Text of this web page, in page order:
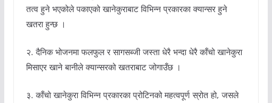
तत्व हुने भएकोले पकाएको खानेकुराबाट विभिन्न प्रकारका क्यान्सर हुने
खतरा हुन्छ ।
२. दैनिक भोजनमा फलफुल र सागसब्जी जस्ता धेरै भन्दा धेरै काँचो खानेकुरा
मिसाएर खाने बानीले क्यान्सरको खतराबाट जोगाउँछ ।
३. काँचो खानेकुरा विभिन्न प्रकारका प्रोटिनको महत्वपूर्ण स्रोत हो, जसले